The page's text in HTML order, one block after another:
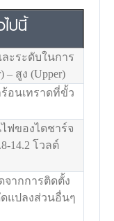
ปนี้
ละระดับในการ
– สูง (Upper)
อนเทราดที่ขั้ว
ฟของไดชาร์จ
14.2 โวลต์
จากการติดตั้ง
แปลงส่วนอื่นๆ